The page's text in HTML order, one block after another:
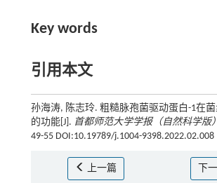
Key words
引用本文
孙海涛, 陈志玲. 粗糙脉孢菌驱动蛋白-1在
的功能[J]. 首都师范大学学报（自然科学版）
49-55 DOI:10.19789/j.1004-9398.2022.02.008
上一篇 下